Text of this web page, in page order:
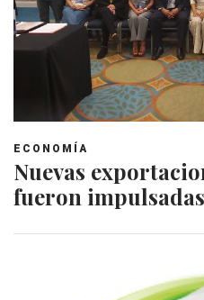
ECONOMÍA
Nuevas
fueron